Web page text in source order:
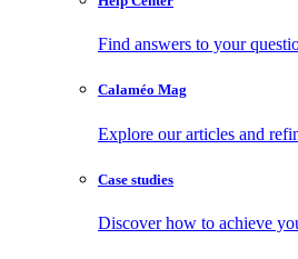
Find answers to your
Calaméo Mag
Explore our articles and
Case studies
Discover how to achieve